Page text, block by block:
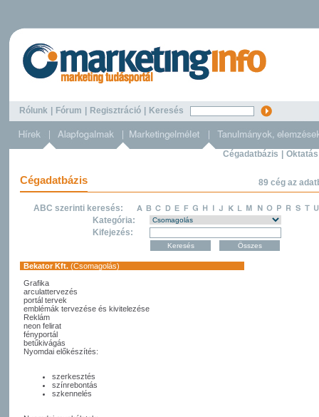
Rólunk Fórum Regisztráció Keresés
Cégadatbázis Oktatás
Cégadatbázis 89 cég az
ABC szerinti keresés:
Kategória:
Kifejezés:
Bekator Kft. (Csomagolás)
Grafika
arculattervezés
portál tervek
emblémák tervezése és kivitelezése
Reklám
neon felirat
fényportál
betűkivágás
Nyomdai előkészítés:
szerkesztés
színrebontás
szkennelés